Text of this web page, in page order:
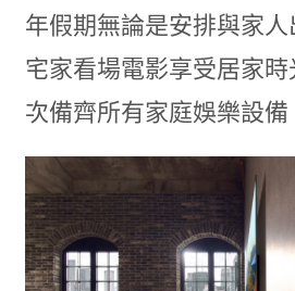
年假期無論是安排與家
宅家看場電影享受居家
次備齊所有家庭娛樂設備